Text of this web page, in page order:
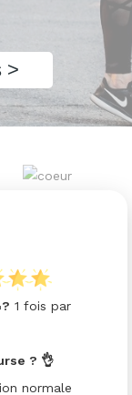
>
1 fois par
? 👌
normale